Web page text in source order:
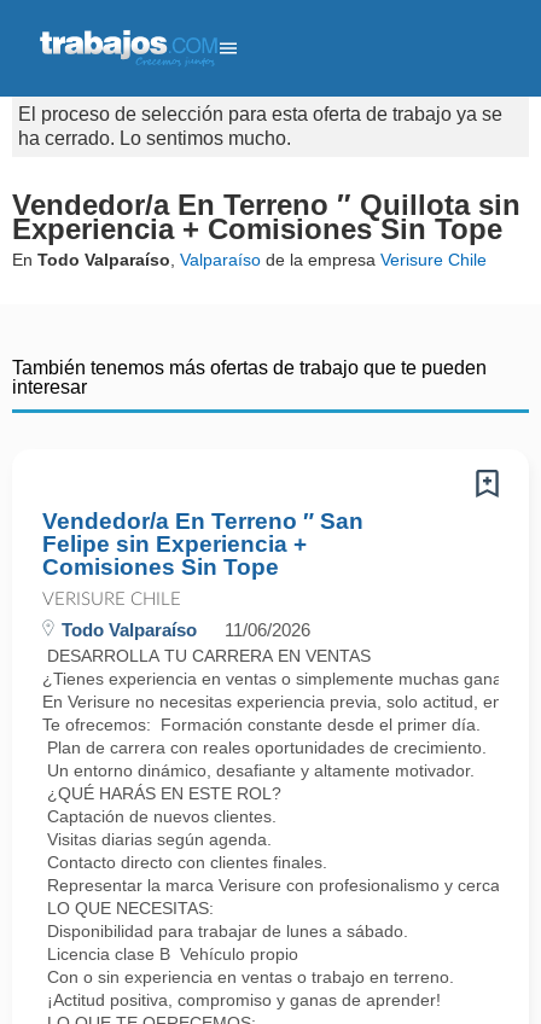
El proceso de selección para esta oferta de trabajo ya se
ha cerrado. Lo sentimos mucho.
Vendedor/a En Terreno ″ Quillota sin
Experiencia + Comisiones Sin Tope
En Todo Valparaíso Valparaíso de la empresa Verisure Chile
También tenemos más ofertas de trabajo que te pueden
interesar
Vendedor/a En Terreno ″ San
Felipe sin Experiencia +
Comisiones Sin Tope
VERISURE CHILE
Todo Valparaíso 11/06/2026
DESARROLLA TU CARRERA EN VENTAS
¿Tienes experiencia en ventas o simplemente muchas ganas
En Verisure no necesitas experiencia previa, solo actitud,
Te ofrecemos: Formación constante desde el primer día.
Plan de carrera con reales oportunidades de crecimiento.
Un entorno dinámico, desafiante y altamente motivador.
¿QUÉ HARÁS EN ESTE ROL?
Captación de nuevos clientes.
Visitas diarias según agenda.
Contacto directo con clientes finales.
Representar la marca Verisure con profesionalismo y cercanía.
LO QUE NECESITAS:
Disponibilidad para trabajar de lunes a sábado.
Licencia clase B Vehículo propio
Con o sin experiencia en ventas o trabajo en terreno.
¡Actitud positiva, compromiso y ganas de aprender!